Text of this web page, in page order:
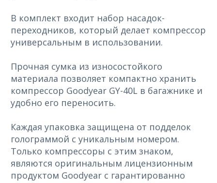
В комплект входит набор насадок-
переходников, который делает компрессор
универсальным в использовании.
Прочная сумка из износостойкого
материала позволяет компактно хранить
компрессор Goodyear GY-40L в багажнике и
удобно его переносить.
Каждая упаковка защищена от подделок
голограммой с уникальным номером.
Только компрессоры с этим знаком,
являются оригинальным лицензионным
продуктом Goodyear с гарантированно